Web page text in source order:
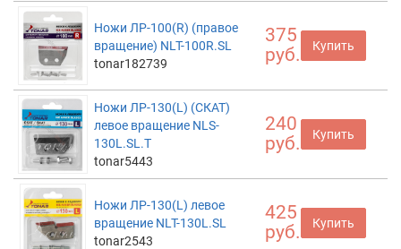
Ножи ЛР-100(R) (правое
вращение) NLT-100R.SL
tonar182739
375
руб.
Купить
Ножи ЛР-130(L) (СКАТ)
левое вращение NLS-
130L.SL.T
tonar5443
240
руб.
Купить
Ножи ЛР-130(L) левое
вращение NLT-130L.SL
tonar2543
425
руб.
Купить